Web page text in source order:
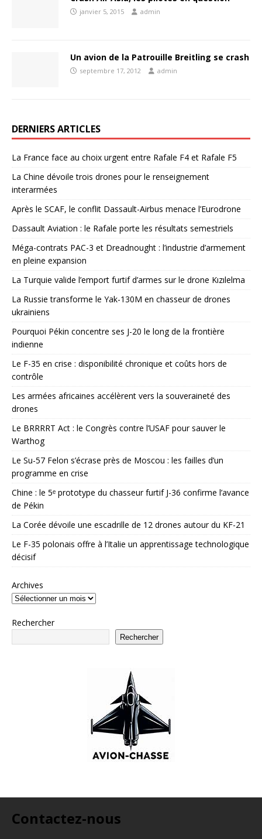
janvier 5, 2015 admin
Un avion de la Patrouille Breitling se crash
septembre 17, 2012 admin
DERNIERS ARTICLES
La France face au choix urgent entre Rafale F4 et Rafale F5
La Chine dévoile trois drones pour le renseignement
interarmées
Après le SCAF, le conflit Dassault-Airbus menace l’Eurodrone
Dassault Aviation : le Rafale porte les résultats semestriels
Méga-contrats PAC-3 et Dreadnought : l’industrie d’armement
en pleine expansion
La Turquie valide l’emport furtif d’armes sur le drone Kızılelma
La Russie transforme le Yak-130M en chasseur de drones
ukrainiens
Pourquoi Pékin concentre ses J-20 le long de la frontière
indienne
Le F-35 en crise : disponibilité chronique et coûts hors de
contrôle
Les armées africaines accélèrent vers la souveraineté des
drones
Le BRRRRT Act : le Congrès contre l’USAF pour sauver le
Warthog
Le Su-57 Felon s’écrase près de Moscou : les failles d’un
programme en crise
Chine : le 5ᵉ prototype du chasseur furtif J-36 confirme l’avance
de Pékin
La Corée dévoile une escadrille de 12 drones autour du KF-21
Le F-35 polonais offre à l’Italie un apprentissage technologique
décisif
Archives
Rechercher
Rechercher
Contactez-nous